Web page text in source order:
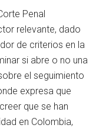
Penal
relevante, dado
de criterios en la
si abre o no una
el seguimiento
expresa que
que se han
en Colombia,